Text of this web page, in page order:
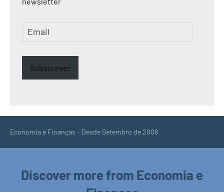
Email
Subscrever
Economia e Finanças - Desde Setembro de 2006
Discover more from Economia e